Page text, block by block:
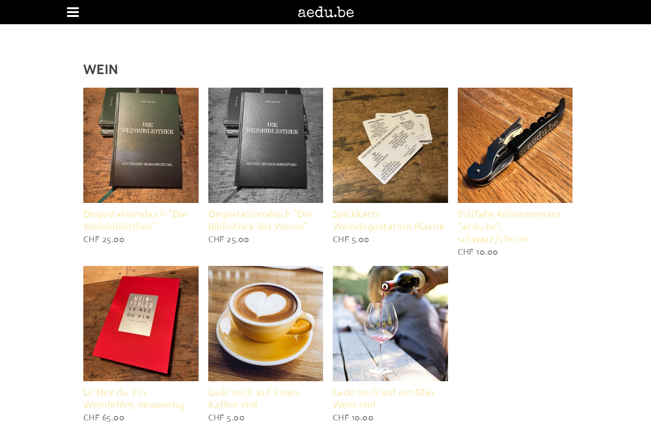
WEIN
Degustationsbuch "Die
Weinbibliothek"
CHF 25.00
Degustationsbuch "Die
Bibliothek der Weine"
CHF 25.00
Spickkarte
Weindegustation Plastik
CHF 5.00
PullTabs Kellnermesser
"aedu.be",
schwarz/chrom
CHF 10.00
Le Nez du Vin,
Weinfehler, neuwertig
CHF 65.00
Lade mich auf einen
Kaffee ein!
CHF 5.00
Lade mich auf ein Glas
Wein ein!
CHF 10.00